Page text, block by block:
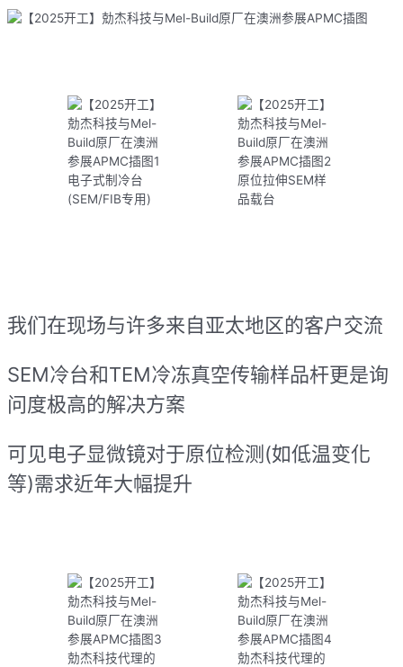
电子式制冷台
(SEM/FIB专用)
原位拉伸SEM样
品载台
我们在现场与许多来自亚太地区的客户交流
SEM冷台和TEM冷冻真空传输样品杆更是询
问度极高的解决方案
可见电子显微镜对于原位检测(如低温变化
等)需求近年大幅提升
勀杰科技代理的
勀杰科技代理的